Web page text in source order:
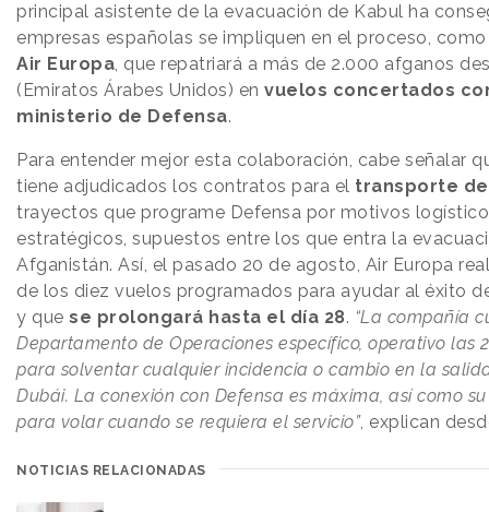
principal asistente de la evacuación de Kabul ha
empresas españolas se impliquen en el proceso,
Air Europa, que repatriará a más de 2.000 afganos
(Emiratos Árabes Unidos) en vuelos concertados
ministerio de Defensa.
Para entender mejor esta colaboración, cabe señalar
tiene adjudicados los contratos para el transporte
trayectos que programe Defensa por motivos
estratégicos, supuestos entre los que entra la
Afganistán. Así, el pasado 20 de agosto, Air Europa
de los diez vuelos programados para ayudar al éxito
y que se prolongará hasta el día 28. “La compañía
Departamento de Operaciones específico, operativo las
para solventar cualquier incidencia o cambio en la
Dubái. La conexión con Defensa es máxima, así como
para volar cuando se requiera el servicio”, explican
NOTICIAS RELACIONADAS